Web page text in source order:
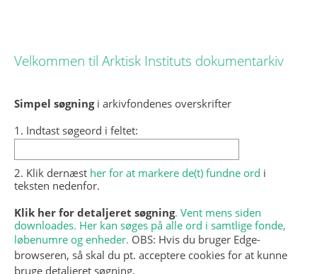
Velkommen til Arktisk Instituts dokumentarkiv
Simpel søgningi arkivfondenes overskrifter
1. Indtast søgeord i feltet:
2. Klik dernæst her for at markere de(t) fundne ord i
teksten nedenfor.
Klik her for detaljeret søgning. Vent mens siden
downloades. Her kan søges på alle ord i samtlige fonde,
løbenumre og enheder. OBS: Hvis du bruger Edge-
browseren, så skal du pt. acceptere cookies for at kunne
bruge detaljeret søgning.